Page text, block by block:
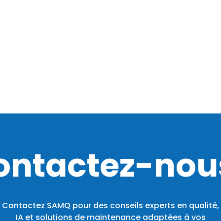
Contactez SAMQ pour des conseils experts en qualité,
IA et solutions de maintenance adaptées à vos